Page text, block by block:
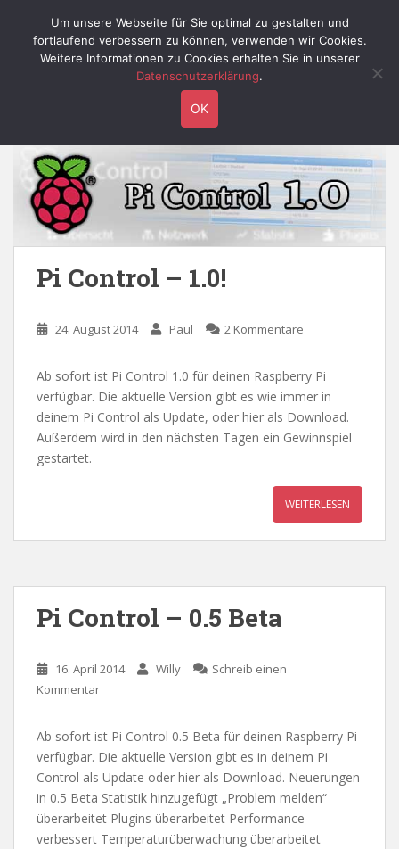
Willy's Technik-Blog
control
Pi Control – 1.0!
24. August 2014 Paul 2 Kommentare
Ab sofort ist Pi Control 1.0 für deinen Raspberry Pi
verfügbar. Die aktuelle Version gibt es wie immer in
deinem Pi Control als Update, oder hier als Download.
Außerdem wird in den nächsten Tagen ein Gewinnspiel
gestartet.
WEITERLESEN
Pi Control – 0.5 Beta
16. April 2014 Willy
Schreib einen
Kommentar
Ab sofort ist Pi Control 0.5 Beta für deinen Raspberry Pi
verfügbar. Die aktuelle Version gibt es in deinem Pi
Control als Update oder hier als Download. Neuerungen
in 0.5 Beta Statistik hinzugefügt „Problem melden“
überarbeitet Plugins überarbeitet Performance
verbessert Temperaturüberwachung überarbeitet
Um unsere Webseite für Sie optimal zu gestalten und
fortlaufend verbessern zu können, verwenden wir Cookies.
Weitere Informationen zu Cookies erhalten Sie in unserer
Datenschutzerklärung.
OK